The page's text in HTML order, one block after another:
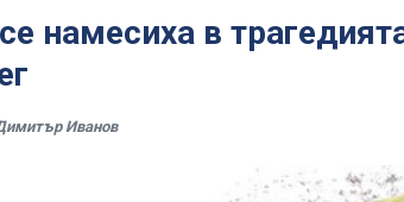
намесиха в
Иванов